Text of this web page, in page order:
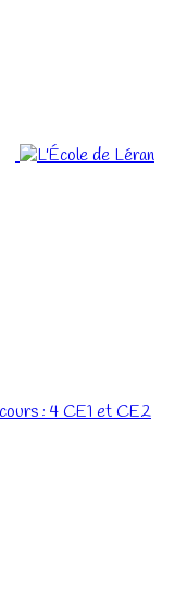
: 4 CE1 et CE2